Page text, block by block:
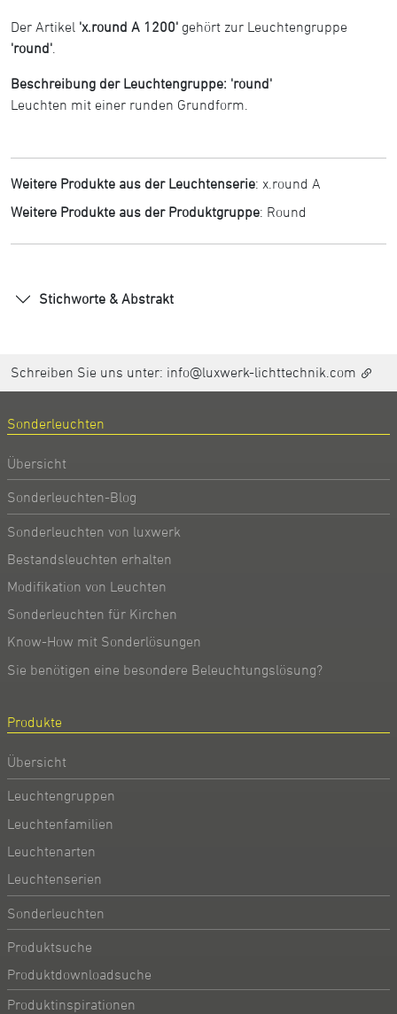
Der Artikel 'x.round A 1200' gehört zur Leuchtengruppe
'round'
Beschreibung der Leuchtengruppe: 'round'
Leuchten mit einer runden Grundform.
Weitere Produkte aus der Leuchtenserie: x.round A
Weitere Produkte aus der Produktgruppe: Round
Stichworte & Abstrakt
Schreiben Sie uns unter: info@luxwerk-lichttechnik.com
Sonderleuchten
Übersicht
Sonderleuchten-Blog
Sonderleuchten von luxwerk
Bestandsleuchten erhalten
Modifikation von Leuchten
Sonderleuchten für Kirchen
Know-How mit Sonderlösungen
Sie benötigen eine besondere Beleuchtungslösung?
Produkte
Übersicht
Leuchtengruppen
Leuchtenfamilien
Leuchtenarten
Leuchtenserien
Sonderleuchten
Produktsuche
Produktdownloadsuche
Produktinspirationen